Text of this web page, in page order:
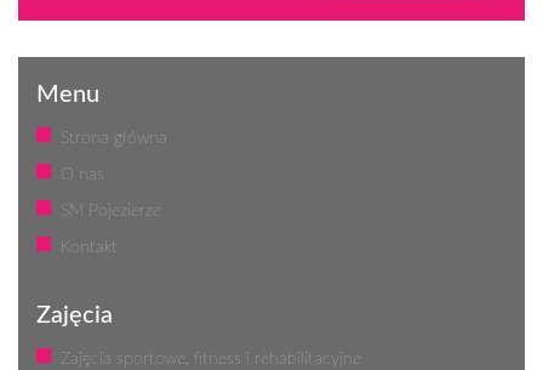
Menu
Strona główna
O nas
SM Pojezierze
Kontakt
Zajęcia
Zajęcia sportowe, fitness i rehabilitacyjne